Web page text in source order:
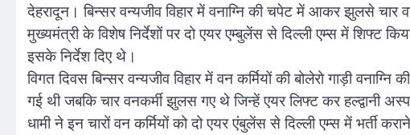
देहरादून। बिन्सर वन्यजीव विहार में वनाग्नि की चपेट में आकर झुलसे चार
मुख्यमंत्री के विशेष निर्देशों पर दो एयर एम्बुलेंस से दिल्ली एम्स में
इसके निर्देश दिए थे।
विगत दिवस बिन्सर वन्यजीव विहार में वन कर्मियों की बोलेरो गाड़ी
गई थी जबकि चार वनकर्मी झुलस गए थे जिन्हें एयर लिफ्ट कर हल्द्वानी
धामी ने इन चारों वन कर्मियों को दो एयर एंबुलेंस से दिल्ली एम्स में भर्ती